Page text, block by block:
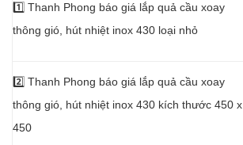
1️⃣ Thanh Phong báo giá lắp quả cầu xoay
thông gió, hút nhiệt inox 430 loại nhỏ
2️⃣ Thanh Phong báo giá lắp quả cầu xoay
thông gió, hút nhiệt inox 430 kích thước 450 x
450